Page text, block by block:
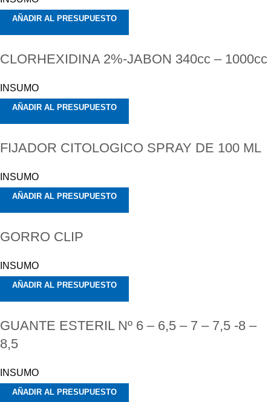
AÑADIR AL PRESUPUESTO
CLORHEXIDINA 2%-JABON 340cc – 1000cc
INSUMO
AÑADIR AL PRESUPUESTO
FIJADOR CITOLOGICO SPRAY DE 100 ML
INSUMO
AÑADIR AL PRESUPUESTO
GORRO CLIP
INSUMO
AÑADIR AL PRESUPUESTO
GUANTE ESTERIL Nº 6 – 6,5 – 7 – 7,5 -8 –
8,5
INSUMO
AÑADIR AL PRESUPUESTO